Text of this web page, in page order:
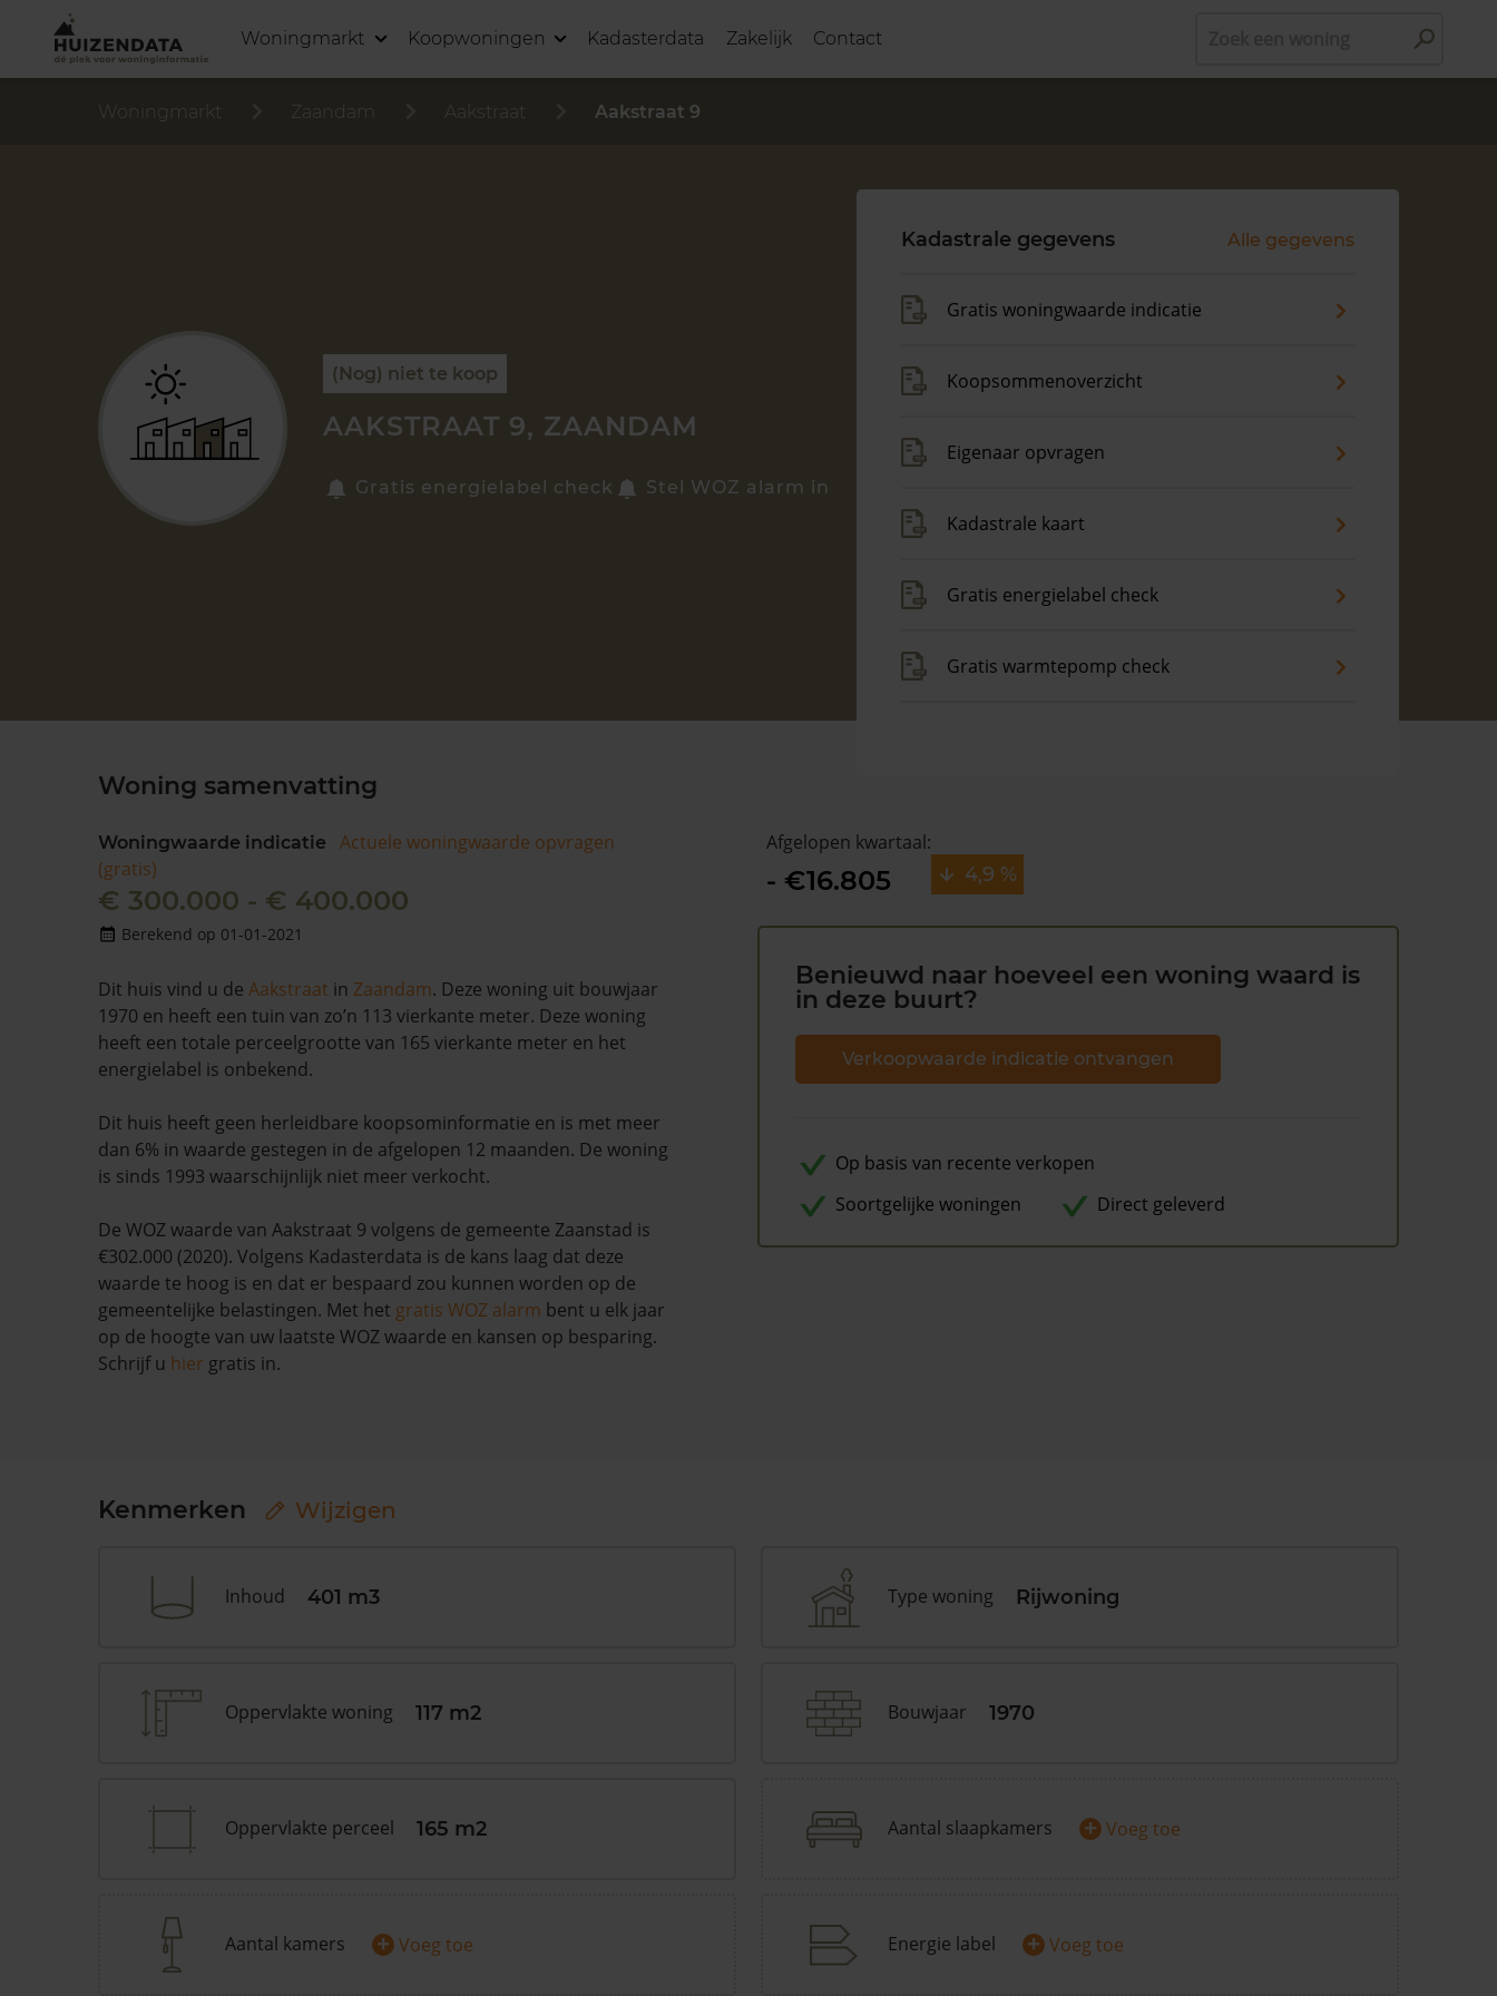
Woningmarkt Koopwoningen Kadasterdata Zakelijk Contact
Woningmarkt Zaandam Aakstraat Aakstraat 9
(Nog) niet te koop
AAKSTRAAT 9, ZAANDAM
Gratis energielabel check Stel WOZ alarm in
Kadastrale gegevens Alle gegevens
Gratis woningwaarde indicatie
Koopsommenoverzicht
Eigenaar opvragen
Kadastrale kaart
Gratis energielabel check
Gratis warmtepomp check
Woning samenvatting
Woningwaarde indicatie
Actuele woningwaarde opvragen
(gratis)
€ 300.000 - € 400.000
Berekend op 01-01-2021
Dit huis vind u de Aakstraat in Zaandam. Deze woning uit bouwjaar
1970 en heeft een tuin van zo’n 113 vierkante meter. Deze woning
heeft een totale perceelgrootte van 165 vierkante meter en het
energielabel is onbekend.
Dit huis heeft geen herleidbare koopsominformatie en is met meer
dan 6% in waarde gestegen in de afgelopen 12 maanden. De woning
is sinds 1993 waarschijnlijk niet meer verkocht.
De WOZ waarde van Aakstraat 9 volgens de gemeente Zaanstad is
€302.000 (2020). Volgens Kadasterdata is de kans laag dat deze
waarde te hoog is en dat er bespaard zou kunnen worden op de
gemeentelijke belastingen. Met het gratis WOZ alarm bent u elk jaar
op de hoogte van uw laatste WOZ waarde en kansen op besparing.
Schrijf u hier gratis in.
Afgelopen kwartaal:
- €16.805 4,9 %
Benieuwd naar hoeveel een woning waard is
in deze buurt?
Verkoopwaarde indicatie ontvangen
Op basis van recente verkopen
Soortgelijke woningen
Direct geleverd
Kenmerken Wijzigen
Inhoud 401 m3 Type woning Rijwoning
Oppervlakte woning 117 m2 Bouwjaar 1970
Oppervlakte perceel 165 m2 Aantal slaapkamers + Voeg toe
Aantal kamers + Voeg toe Energie label + Voeg toe